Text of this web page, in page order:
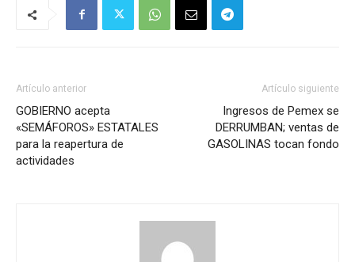
Artículo anterior
GOBIERNO acepta
«SEMÁFOROS» ESTATALES
para la reapertura de
actividades
Artículo siguiente
Ingresos de Pemex se
DERRUMBAN; ventas de
GASOLINAS tocan fondo